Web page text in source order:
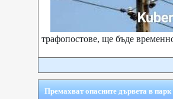
трафопостове, ще бъде
Премахват опасните дървета в